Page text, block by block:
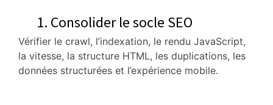
1. Consolider le socle SEO
Vérifier le crawl, l’indexation, le rendu JavaScript,
la vitesse, la structure HTML, les duplications, les
données structurées et l’expérience mobile.